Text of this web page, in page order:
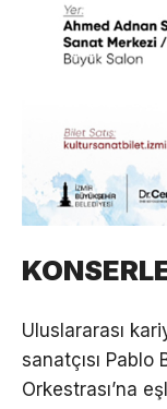
Uluslararası
sanatçısı
Orkestrası’na